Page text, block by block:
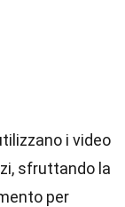
i video
sfruttando la
per